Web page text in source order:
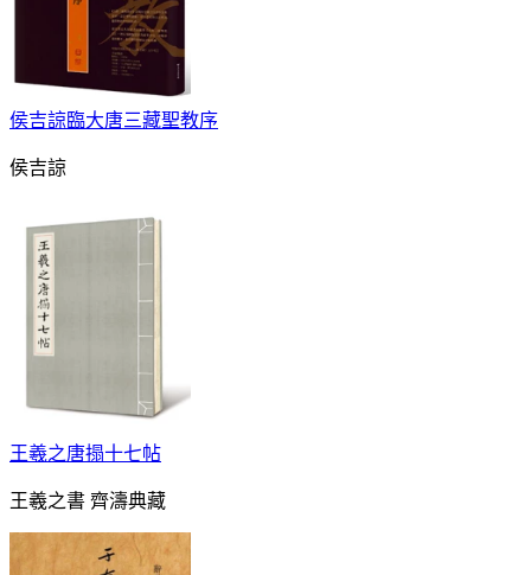
侯吉諒臨大唐三藏聖教序
侯吉諒
王羲之唐搨十七帖
王羲之書 齊濤典藏